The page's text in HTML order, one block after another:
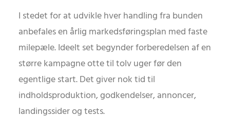
I stedet for at udvikle hver handling fra bunden
anbefales en årlig markedsføringsplan med faste
milepæle. Ideelt set begynder forberedelsen af en
større kampagne otte til tolv uger før den
egentlige start. Det giver nok tid til
indholdsproduktion, godkendelser, annoncer,
landingssider og tests.